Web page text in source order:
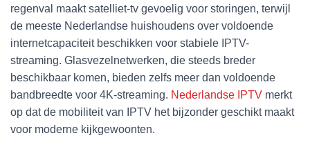
regenval maakt satelliet-tv gevoelig voor storingen, terwijl
de meeste Nederlandse huishoudens over voldoende
internetcapaciteit beschikken voor stabiele IPTV-
streaming. Glasvezelnetwerken, die steeds breder
beschikbaar komen, bieden zelfs meer dan voldoende
bandbreedte voor 4K-streaming. Nederlandse IPTV merkt
op dat de mobiliteit van IPTV het bijzonder geschikt maakt
voor moderne kijkgewoonten.